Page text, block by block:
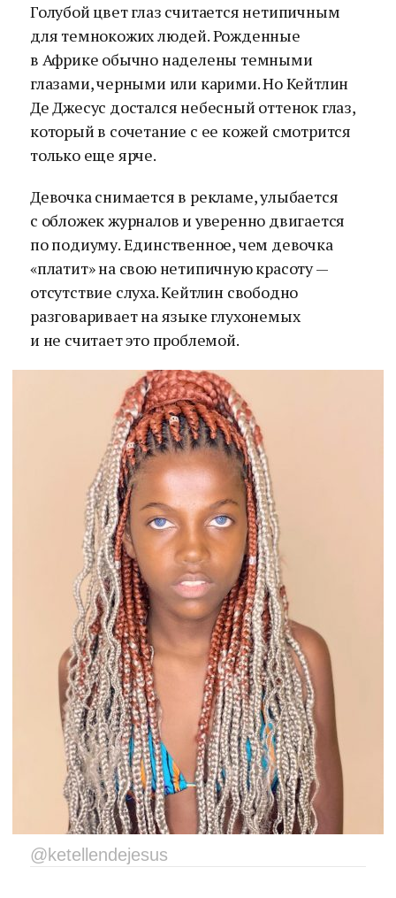
Голубой цвет глаз считается нетипичным
для темнокожих людей. Рожденные
в Африке обычно наделены темными
глазами, черными или карими. Но Кейтлин
Де Джесус достался небесный оттенок глаз,
который в сочетание с ее кожей смотрится
только еще ярче.
Девочка снимается в рекламе, улыбается
с обложек журналов и уверенно двигается
по подиуму. Единственное, чем девочка
«платит» на свою нетипичную красоту —
отсутствие слуха. Кейтлин свободно
разговаривает на языке глухонемых
и не считает это проблемой.
@ketellendejesus